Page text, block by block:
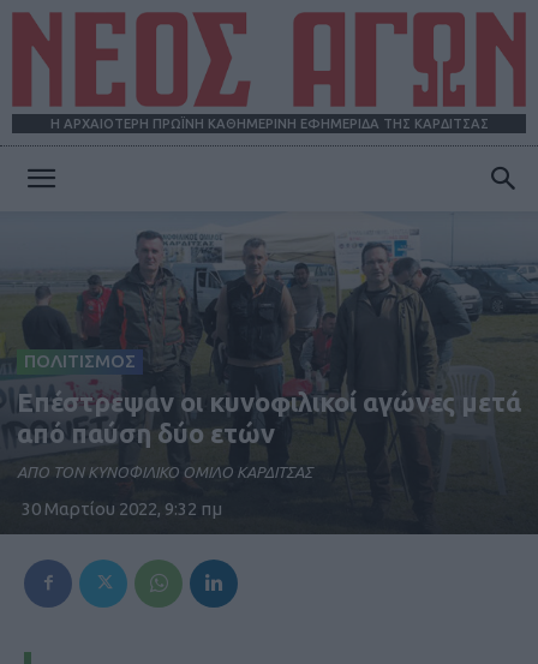
Η ΑΡΧΑΙΟΤΕΡΗ ΠΡΩΪΝΗ ΚΑΘΗΜΕΡΙΝΗ ΕΦΗΜΕΡΙΔΑ ΤΗΣ ΚΑΡΔΙΤΣΑΣ
ΑΓΩΝ
ΠΟΛΙΤΙΣΜΟΣ
Επέστρεψαν οι κυνοφιλικοί αγώνες μετά
από παύση δύο ετών
ΑΠΟ ΤΟΝ ΚΥΝΟΦΙΛΙΚΟ ΟΜΙΛΟ ΚΑΡΔΙΤΣΑΣ
30 Μαρτίου 2022, 9:32 πμ